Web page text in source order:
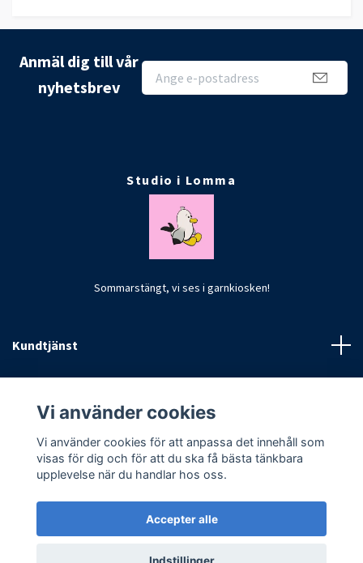
Anmäl dig till vår
nyhetsbrev
Studio i Lomma
Sommarstängt, vi ses i garnkiosken!
Kundtjänst
© 2026 CrochetByKim
Vi använder cookies
Vi använder cookies för att anpassa det innehåll som
visas för dig och för att du ska få bästa tänkbara
upplevelse när du handlar hos oss.
Accepter alle